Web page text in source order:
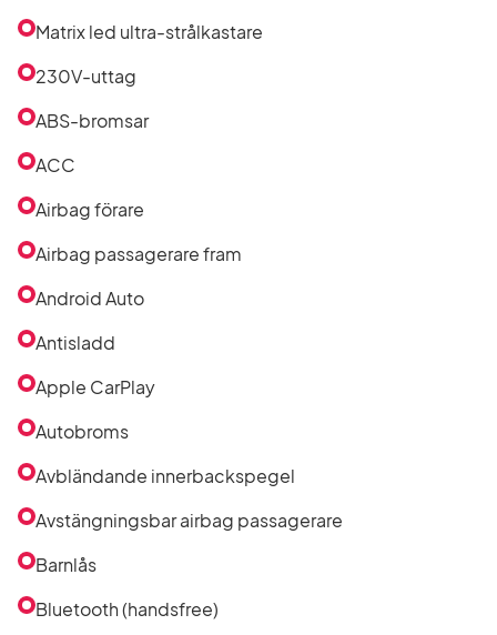
iMatrix led ultra-strålkastare
230V-uttag
ABS-bromsar
ACC
Airbag förare
Airbag passagerare fram
Android Auto
Antisladd
Apple CarPlay
Autobroms
Avbländande innerbackspegel
Avstängningsbar airbag passagerare
Barnlås
Bluetooth (handsfree)